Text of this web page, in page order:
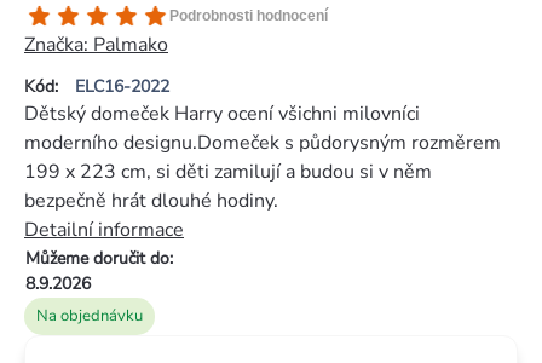
Kód: ELC16-2022
Průměrné
hodnocení
produktu
je
z
5
hvězdiček.
Podrobnosti hodnocení
Značka: Palmako
Na objednávku
Můžeme doručit do:
8.9.2026
Dětský domeček Harry ocení všichni milovníci
moderního designu.Domeček s půdorysným rozměrem
199 x 223 cm, si děti zamilují a budou si v něm
bezpečně hrát dlouhé hodiny.
Detailní informace